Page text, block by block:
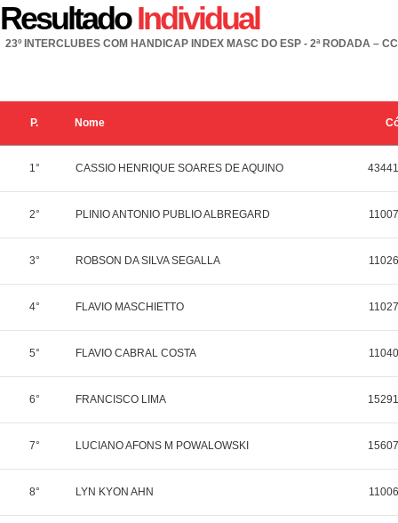
ResultadoIndividual
23º INTERCLUBES COM HANDICAP INDEX MASC DO ESP - 2ª RODADA –
P. Nome
1° CASSIO HENRIQUE SOARES DE AQUINO
2° PLINIO ANTONIO PUBLIO ALBREGARD
3° ROBSON DA SILVA SEGALLA
4° FLAVIO MASCHIETTO
5° FLAVIO CABRAL COSTA
6° FRANCISCO LIMA
7° LUCIANO AFONS M POWALOWSKI
8° LYN KYON AHN